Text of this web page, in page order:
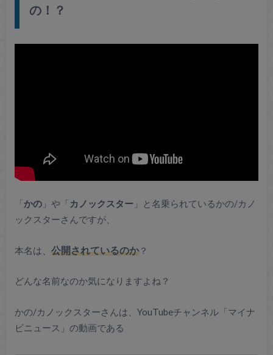
の！？
「かの」や「 カノックスター 」と名乗られているかの/カノ
ックスターさんですが、
本名は、 公開されているのか？
どんな名前なのか気になりますよね？
かの/カノックスターさんは、YouTubeチャンネル「マイナ
ビニュース」の動画である